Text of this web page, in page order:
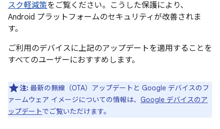
スク軽減策をご覧ください。こうした保護により、
Android プラットフォームのセキュリティが改善されま
す。
ご利用のデバイスに上記のアップデートを適用することを
すべてのユーザーにおすすめします。
注: 最新の無線（OTA）アップデートと Google デバイスのフ
ァームウェア イメージについての情報は、 Google デバイスのア
ップデートでご覧いただけます。